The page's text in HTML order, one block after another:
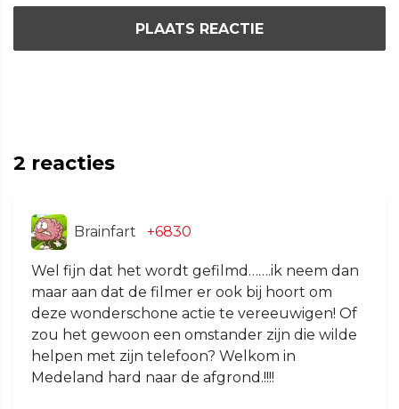
PLAATS REACTIE
2 reacties
Brainfart +6830
Wel fijn dat het wordt gefilmd…….ik neem dan
maar aan dat de filmer er ook bij hoort om
deze wonderschone actie te vereeuwigen! Of
zou het gewoon een omstander zijn die wilde
helpen met zijn telefoon? Welkom in
Medeland hard naar de afgrond.!!!!